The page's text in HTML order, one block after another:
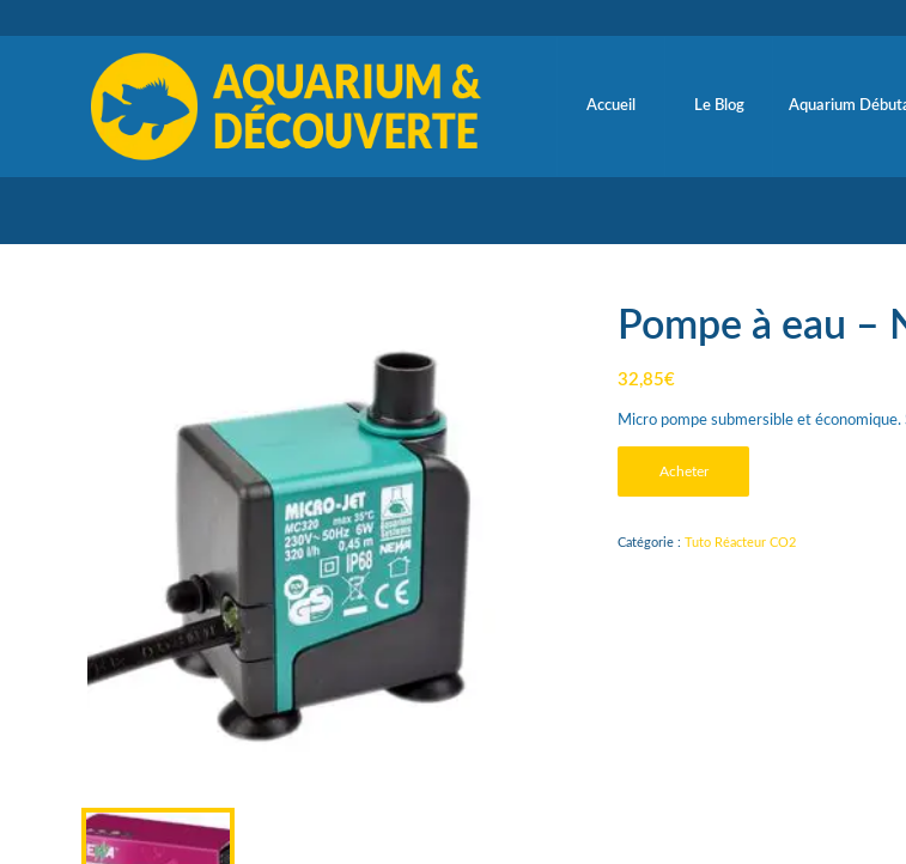
Accueil Le Blog Aquarium
Pompe à eau –
32,85€
Micro pompe submersible et
Acheter
Catégorie :Tuto Réacteur CO2